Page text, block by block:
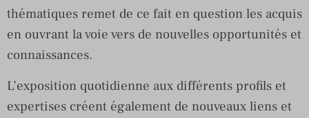
thématiques remet de ce fait en question les acquis
en ouvrant la voie vers de nouvelles opportunités et
connaissances.
L’exposition quotidienne aux différents profils et
expertises créent également de nouveaux liens et